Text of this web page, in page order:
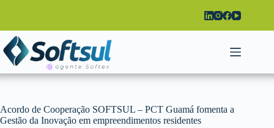
conteúdo
Acordo de Cooperação SOFTSUL – PCT Guamá fomenta a
Gestão da Inovação em empreendimentos residentes